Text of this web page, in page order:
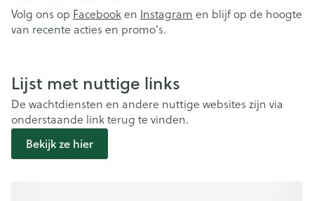
Volg ons op Facebooken Instagram en blijf op de hoogte
van recente acties en promo's.
Lijst met nuttige links
De wachtdiensten en andere nuttige websites zijn via
onderstaande link terug te vinden.
Bekijk ze hier